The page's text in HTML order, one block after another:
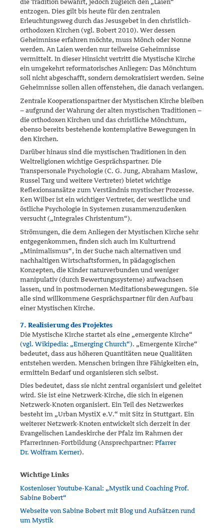
die Tradition bewahrt, jedoch zugleich den „Laien“
entzogen. Dies gilt bis heute für den zentralen
Erleuchtungsweg durch das Jesusgebet in den christlich-
orthodoxen Kirchen (vgl. Bobert 2010). Wer dessen
Geheimnisse erfahren möchte, muss Mönch oder Nonne
werden. An Laien werden nur teilweise Geheimnisse
vermittelt. In dieser Hinsicht vertritt die Mystische Kirche
ein umgekehrt reformatorisches Anliegen: Das Mönchtum
soll nicht abgeschafft, sondern demokratisiert werden. Seine
Geheimnisse sollen allen offenstehen, die danach verlangen.
Zentrale Kooperationspartner der Mystischen Kirche bleiben
– aufgrund der Wahrung der alten mystischen Traditionen –
die orthodoxen Kir­chen und das christliche Mönchtum,
ebenso bereits bestehende kon­templative Bewegungen in
den Kirchen.
Darüber hinaus sind die mystischen Traditionen in den
Weltreligionen wichtige Gesprächspartner. Die
Transpersonale Psychologie (C. G. Jung, Abraham Maslow,
Russel Targ und weitere Vertreter) bietet wichtige
Reflexionsansätze zum Verständnis mystischer Prozesse.
Ken Wilber ist ein wichtiger Vertreter, der westliche und
östliche Psychologie in Systemen zusammenzudenken
versucht („Integrales Christentum“).
Strömungen, die dem Anliegen der Mystischen Kirche sehr
entgegen­kommen, finden sich auch im Kulturtrend
„Minimalismus“, in der Suche nach alternativen und
nachhaltigen Wirtschaftsformen, in pädagogischen
Konzepten, die Kinder naturverbunden und weniger
manipulativ (durch Bewertungssysteme) aufwachsen
lassen, und in postmodernen Meditationsbewegungen. Sie
alle sind willkommene Gesprächspartner für den Aufbau
einer Mystischen Kirche.
7. Realisierung des Projektes
Die Mystische Kirche startet als eine „emergente Kirche“
(vgl. Wikipe­dia: „Emerging Church“). „Emergente Kirche“
bedeutet, dass aus höhe­ren Quantitäten neue Qualitäten
entstehen werden. Menschen bringen ihre Fähigkeiten ein,
ermitteln Bedarf und organisieren sich selbst.
Dies bedeutet, dass sie nicht zentral organisiert und geleitet
wird. Sie ist eine Netzwerk-Kirche, die sich in eigenen
Netzwerk-Knoten organisiert. Ein Teil des Netzwerkes
besteht im „Urban MystiX e.V.“ mit Sitz in Stuttgart. Ein
weiterer Netzwerk-Knoten entwickelt sich derzeit in der
Evangelischen Landeskirche der Pfalz im Rahmen der
PfarrerInnen-Fortbildung (Ansprechpartner: Pfarrer
Dr. Wolfram Kerner).
Wichtige Links
Kostenloser Youtube-Kanal: „Mystik und Coaching Prof.
Sabine Bobert“
Webseite von Sabine Bobert mit Blog und Aufsätzen rund
um Mystik